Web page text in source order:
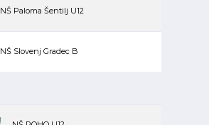
NŠ Paloma Šentilj U12
NŠ Slovenj Gradec B